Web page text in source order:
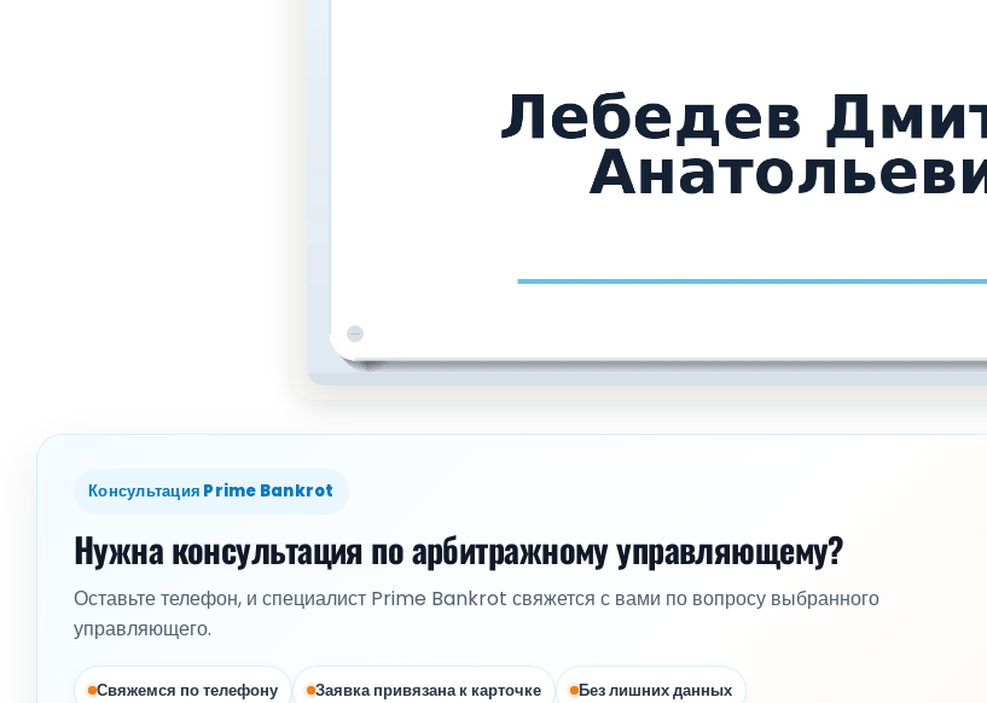
Консультация Prime Bankrot
Нужна консультация по арбитражному управляющему?
Оставьте телефон, и специалист Prime Bankrot свяжется с вами по вопросу выбранного
управляющего.
Свяжемся по телефону Заявка привязана к карточке Без лишних данных